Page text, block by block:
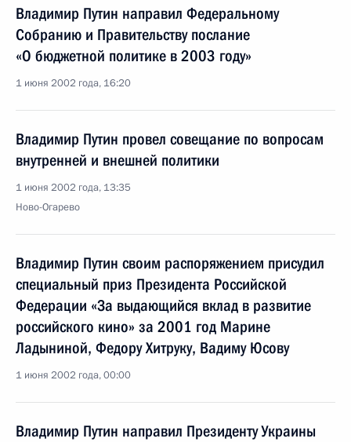
Владимир Путин направил Федеральному
Собранию и Правительству послание
«О бюджетной политике в 2003 году»
1 июня 2002 года, 16:20
Владимир Путин провел совещание по вопросам
внутренней и внешней политики
1 июня 2002 года, 13:35
Ново-Огарево
Владимир Путин своим распоряжением присудил
специальный приз Президента Российской
Федерации «За выдающийся вклад в развитие
российского кино» за 2001 год Марине
Ладыниной, Федору Хитруку, Вадиму Юсову
1 июня 2002 года, 00:00
Владимир Путин направил Президенту Украины